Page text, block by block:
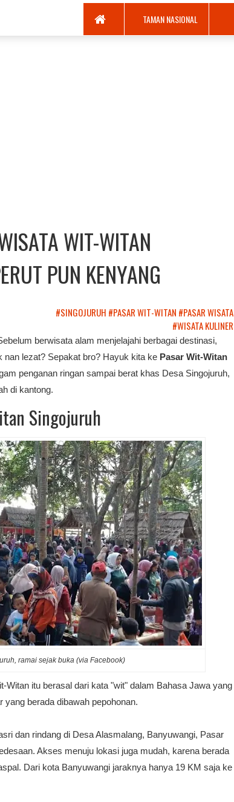
TAMAN NASIONAL
WIT-WITAN
PUN KENYANG
#PASAR WISATA
#PASAR WIT-WITAN
#SINGOJURUH
#WISATA KULINER
berwisata alam menjelajahi berbagai destinasi,
nan lezat? Sepakat bro? Hayuk kita ke Pasar Wit-Witan
penganan ringan sampai berat khas Desa Singojuruh,
di kantong.
Singojuruh
ramai sejak buka (via Facebook)
itu berasal dari kata "wit" dalam Bahasa Jawa yang
berada dibawah pepohonan.
dan rindang di Desa Alasmalang, Banyuwangi, Pasar
Akses menuju lokasi juga mudah, karena berada
Dari kota Banyuwangi jaraknya hanya 19 KM saja ke